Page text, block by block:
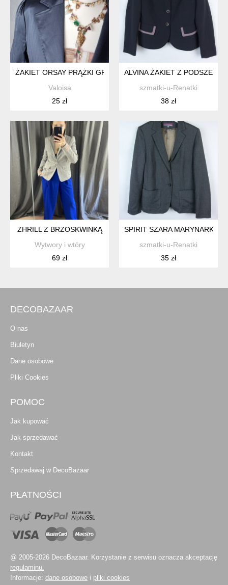
ŻAKIET ORSAY PRĄŻKI GRAFIT POŁYSK ELEGANCKI Y2K XS
Valoisa
25 zł
ALVINA ŻAKIET Z
szmatki-u-Renatki
38 zł
ZHRILL Z BRZOSKWINKĄ
Wytwory i wtóry
69 zł
SPIRIT SZARA MARYNARKA
szmatki-u-Renatki
35 zł
DECOBAZAAR
O nas
Biuletyn
Dane osobowe
Pliki Cookies
POMOC
Jak kupować
Jak sprzedawać
Kontakt
Sprzedawaj w DecoBazaar
PŁATNOŚCI
@ 2005-2026 DecoBazaar. Korzystanie z serwisu oznacza akceptację
regulaminu.
Informacje: dane osobowe i pliki cookies